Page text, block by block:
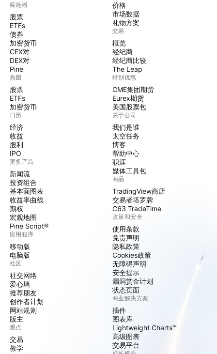
筛选器
股票
ETFs
债券
加密货币
CEX对
DEX对
Pine
热图
股票
ETFs
加密货币
日历
经济
收益
股利
IPO
更多产品
新闻流
投资组合
基本面图表
收益率曲线
期权
宏观地图
Pine Script®
应用程序
移动版
电脑版
社区
社交网络
爱心墙
推荐朋友
创作者计划
网站规则
版主
观点
交易
教学
价格
市场数据
礼物方案
交易
概览
经纪商
经纪商比较
The Leap
特别优惠
CME集团期货
Eurex期货
美国股票包
关于公司
我们是谁
太空任务
博客
帮助中心
职涯
媒体工具包
商品
TradingView商店
交易者塔罗牌
C63 TradeTime
政策和安全
使用条款
免责声明
隐私政策
Cookies政策
无障碍声明
安全提示
漏洞赏金计划
状态页面
商业解决方案
插件
图表库
Lightweight Charts™
高级图表
交易平台